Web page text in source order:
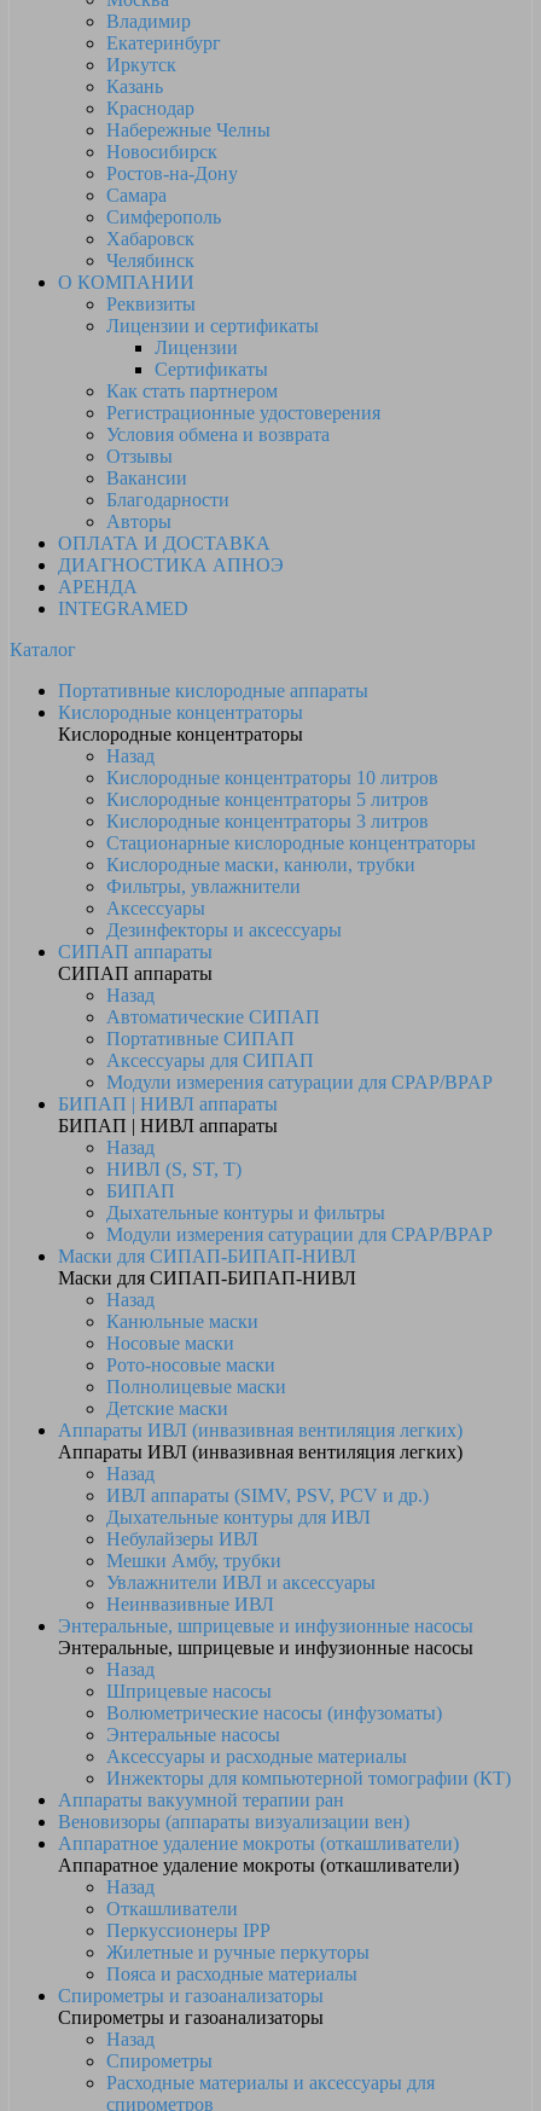
Владимир
Екатеринбург
Иркутск
Казань
Краснодар
Набережные Челны
Новосибирск
Ростов-на-Дону
Самара
Симферополь
Хабаровск
Челябинск
О КОМПАНИИ
Реквизиты
Лицензии и сертификаты
Лицензии
Сертификаты
Как стать партнером
Регистрационные удостоверения
Условия обмена и возврата
Отзывы
Вакансии
Благодарности
Авторы
ОПЛАТА И ДОСТАВКА
ДИАГНОСТИКА АПНОЭ
АРЕНДА
INTEGRAMED
Каталог
Портативные кислородные аппараты
Кислородные концентраторы
Кислородные концентраторы
Назад
Кислородные концентраторы 10 литров
Кислородные концентраторы 5 литров
Кислородные концентраторы 3 литров
Стационарные кислородные концентраторы
Кислородные маски, канюли, трубки
Фильтры, увлажнители
Аксессуары
Дезинфекторы и аксессуары
СИПАП аппараты
СИПАП аппараты
Назад
Автоматические СИПАП
Портативные СИПАП
Аксессуары для СИПАП
Модули измерения сатурации для CPAP/BPAP
БИПАП | НИВЛ аппараты
БИПАП | НИВЛ аппараты
Назад
НИВЛ (S, ST, T)
БИПАП
Дыхательные контуры и фильтры
Модули измерения сатурации для CPAP/BPAP
Маски для СИПАП-БИПАП-НИВЛ
Маски для СИПАП-БИПАП-НИВЛ
Назад
Канюльные маски
Носовые маски
Рото-носовые маски
Полнолицевые маски
Детские маски
Аппараты ИВЛ (инвазивная вентиляция легких)
Аппараты ИВЛ (инвазивная вентиляция легких)
Назад
ИВЛ аппараты (SIMV, PSV, PCV и др.)
Дыхательные контуры для ИВЛ
Небулайзеры ИВЛ
Мешки Амбу, трубки
Увлажнители ИВЛ и аксессуары
Неинвазивные ИВЛ
Энтеральные, шприцевые и инфузионные насосы
Энтеральные, шприцевые и инфузионные насосы
Назад
Шприцевые насосы
Волюметрические насосы (инфузоматы)
Энтеральные насосы
Аксессуары и расходные материалы
Инжекторы для компьютерной томографии (КТ)
Аппараты вакуумной терапии ран
Веновизоры (аппараты визуализации вен)
Аппаратное удаление мокроты (откашливатели)
Аппаратное удаление мокроты (откашливатели)
Назад
Откашливатели
Перкуссионеры IPP
Жилетные и ручные перкуторы
Пояса и расходные материалы
Спирометры и газоанализаторы
Спирометры и газоанализаторы
Назад
Спирометры
Расходные материалы и аксессуары для
спирометров